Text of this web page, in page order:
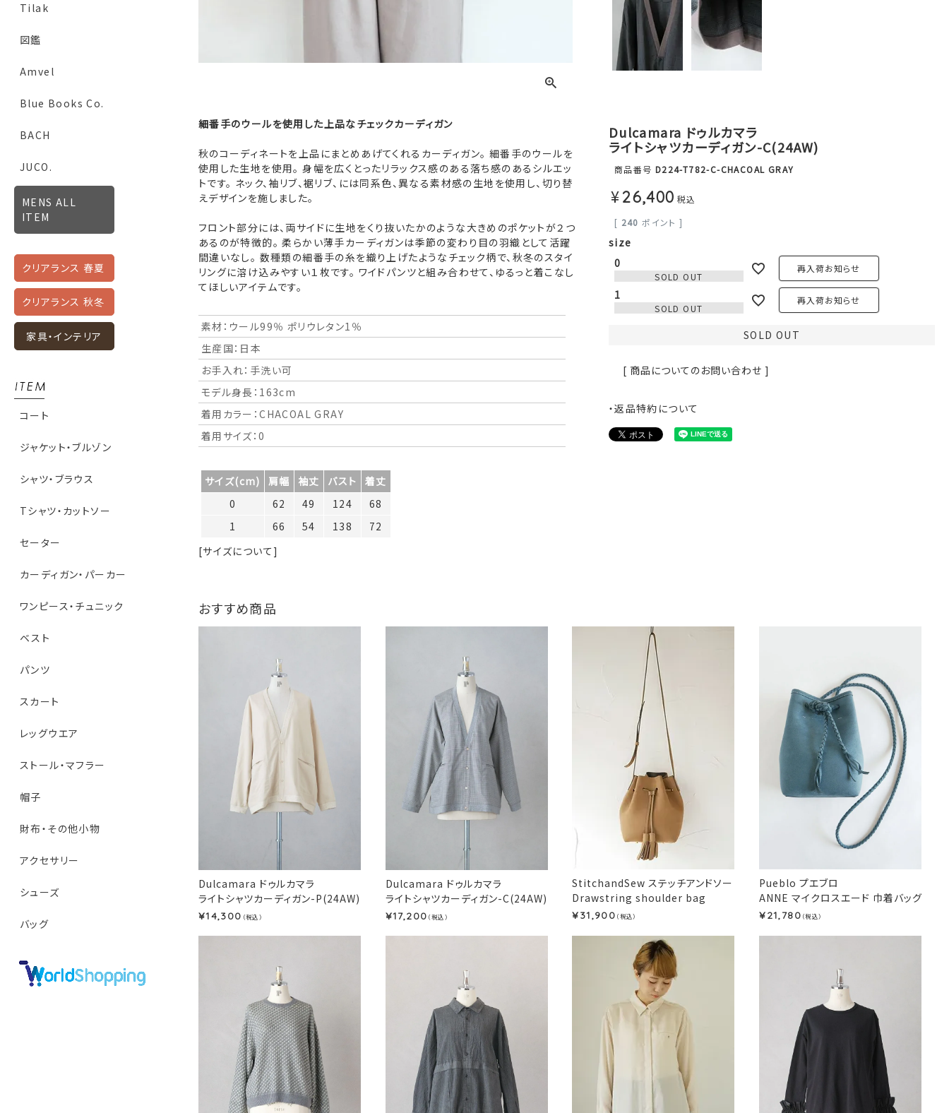
Tilak
図鑑
Amvel
Blue Books Co.
BACH
JUCO.
MENS ALL
ITEM
クリアランス 春夏
クリアランス 秋冬
家具・インテリア
コート
ジャケット・ブルゾン
シャツ・ブラウス
Tシャツ・カットソー
セーター
カーディガン・パーカー
ワンピース・チュニック
ベスト
パンツ
スカート
レッグウエア
ストール・マフラー
帽子
財布・その他小物
アクセサリー
シューズ
バッグ
細番手のウールを使用した上品なチェックカーディガン
秋のコーディネートを上品にまとめあげてくれるカーディガン。 細番手のウールを
使用した生地を使用。 身幅を広くとったリラックス感のある落ち感のあるシルエッ
トです。 ネック、袖リブ、裾リブ、には同系色、異なる素材感の生地を使用し、切り替
えデザインを施しました。
フロント部分には、両サイドに生地をくり抜いたかのような大きめのポケットが２つ
あるのが特徴的。 柔らかい薄手カーディガンは季節の変わり目の羽織として活躍
間違いなし。 数種類の細番手の糸を織り上げたようなチェック柄で、秋冬のスタイ
リングに溶け込みやすい１枚です。 ワイドパンツと組み合わせて、ゆるっと着こなし
てほしいアイテムです。
素材：ウール99％ ポリウレタン1％
生産国：日本
お手入れ：手洗い可
モデル身長：163cm
着用カラー：CHACOAL GRAY
着用サイズ：0
サイズ(cm) 肩幅 袖丈 バスト
着丈
0
62 49 124
68
1
66 54 138
72
[サイズについて]
Dulcamara ドゥルカマラ
ライトシャツカーディガン-C(24AW)
商品番号 D224-T782-C-CHACOAL GRAY
¥26,400 税込
[ 240 ポイント ]
size
0
SOLD OUT
再入荷お知らせ
1
SOLD OUT
再入荷お知らせ
SOLD OUT
[ 商品についてのお問い合わせ ]
・返品特約について
おすすめ商品
Dulcamara ドゥルカマラ
ライトシャツカーディガン-P(24AW)
¥14,300 （税込）
Dulcamara ドゥルカマラ
ライトシャツカーディガン-C(24AW)
¥17,200 （税込）
StitchandSew ステッチアンドソー
Drawstring shoulder bag
¥ 31,900 （税込）
Pueblo プエブロ
ANNE マイクロスエード 巾着バッグ
¥ 21,780 （税込）